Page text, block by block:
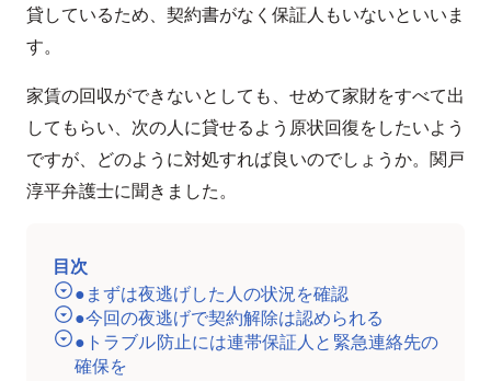
貸しているため、契約書がなく保証人もいないといいま
す。
家賃の回収ができないとしても、せめて家財をすべて出
してもらい、次の人に貸せるよう原状回復をしたいよう
ですが、どのように対処すれば良いのでしょうか。関戸
淳平弁護士に聞きました。
目次
●まずは夜逃げした人の状況を確認
●今回の夜逃げで契約解除は認められる
●トラブル防止には連帯保証人と緊急連絡先の
確保を